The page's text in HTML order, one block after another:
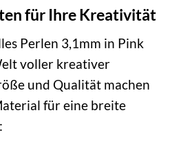
für Ihre Kreativität
Perlen 3,1mm in Pink
voller kreativer
und Qualität machen
für eine breite